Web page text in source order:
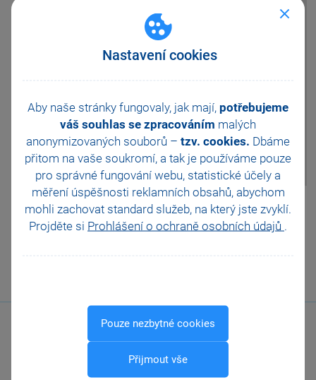
Nastavení cookies
Aby naše stránky fungovaly, jak mají, potřebujeme
váš souhlas se zpracováním malých
anonymizovaných souborů – tzv. cookies. Dbáme
přitom na vaše soukromí, a tak je používáme pouze
pro správné fungování webu, statistické účely a
měření úspěšnosti reklamních obsahů, abychom
mohli zachovat standard služeb, na který jste zvyklí.
Projděte si Prohlášení o ochraně osobních údajů .
Pouze nezbytné cookies
Přijmout vše
průvodce, ve kterém vyplníte
po jeho dokončení k uložení
XML souboru a k odeslání
oznámení na portál Veřejné
rozhraní pro e – Podání
(VREP).
Pomohla Vám tato
odpověď?
Ano